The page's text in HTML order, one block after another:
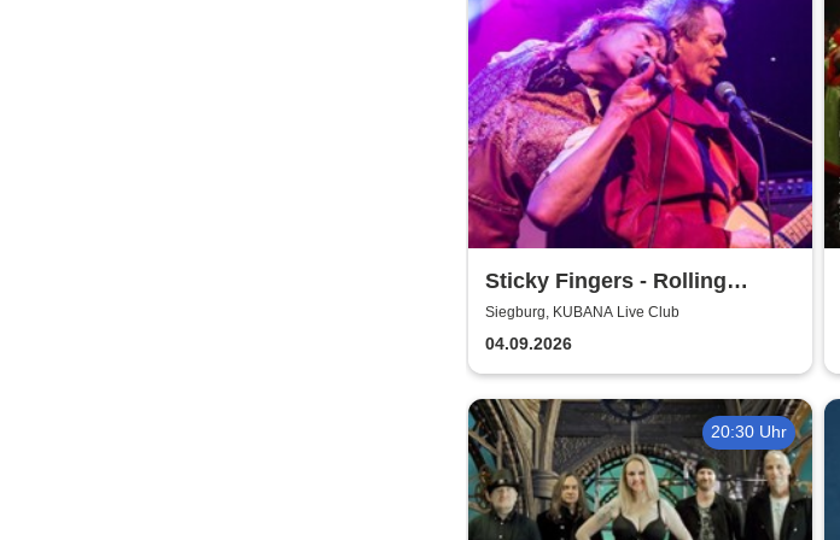
Sticky Fingers - Rolling
Stones Tribute
Siegburg, KUBANA Live Club
04.09.2026
20:30 Uhr